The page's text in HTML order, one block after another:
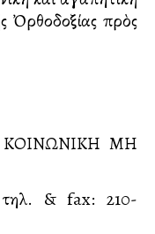
Ὀρθοδοξίας πρὸς
ΚΟΙΝΩΝΙΚΗ ΜΗ
& fax: 210-